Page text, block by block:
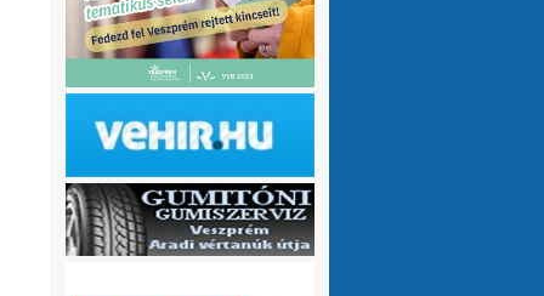
P.Csaba: 1 év 4 hónap
VMeteo-Zooltán:Hopp, meggyógyult
VMeteo-Zooltán:
Kivételesen nem
hónap